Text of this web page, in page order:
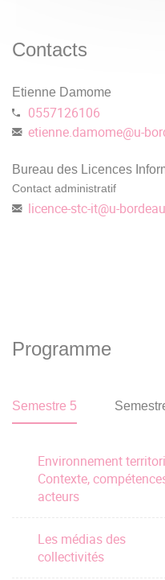
Contacts
Etienne Damome
0557126106
etienne.damome@u-
Bureau des Licences
Contact administratif
licence-stc-it@u-
Programme
Semestre 5
Environnement
Contexte,
acteurs
Les médias des
collectivités